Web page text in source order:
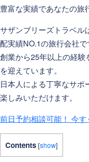
豊富な実績であなたの旅
サザンブリーズトラベル
配実績NO.1の旅行会社で
創業から25年以上の経
を迎えています。
日本人による丁寧なサポ
楽しみいただけます。
前日予約相談可能！ 今す
Contents [show]